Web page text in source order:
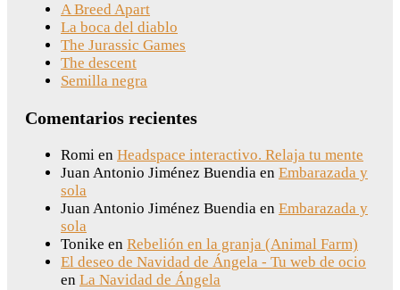
A Breed Apart
La boca del diablo
The Jurassic Games
The descent
Semilla negra
Comentarios recientes
Romi en Headspace interactivo. Relaja tu mente
Juan Antonio Jiménez Buendia en Embarazada y
sola
Juan Antonio Jiménez Buendia en Embarazada y
sola
Tonike en Rebelión en la granja (Animal Farm)
El deseo de Navidad de Ángela - Tu web de ocio
en La Navidad de Ángela